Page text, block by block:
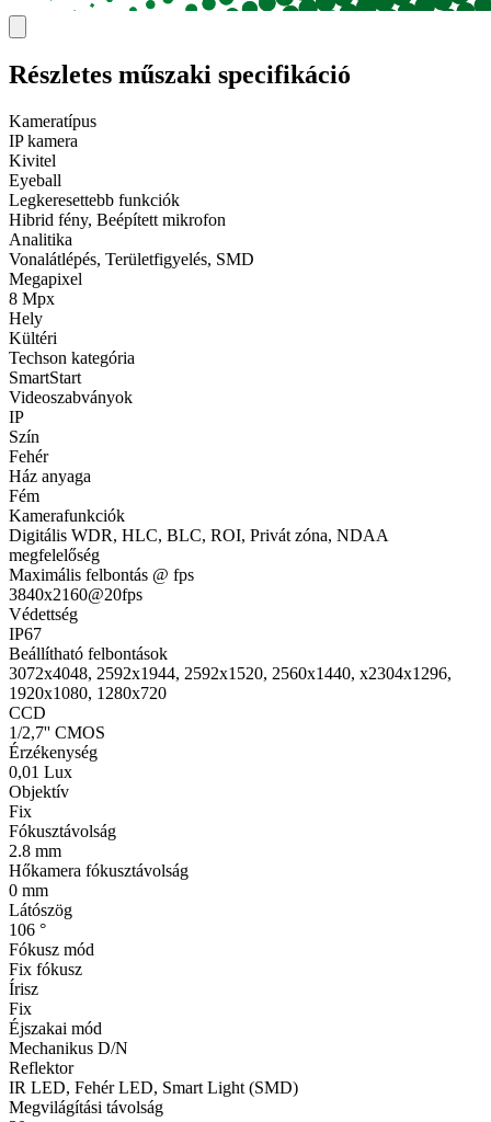
Részletes műszaki specifikáció
Kameratípus
IP kamera
Kivitel
Eyeball
Legkeresettebb funkciók
Hibrid fény, Beépített mikrofon
Analitika
Vonalátlépés, Területfigyelés, SMD
Megapixel
8 Mpx
Hely
Kültéri
Techson kategória
SmartStart
Videoszabványok
IP
Szín
Fehér
Ház anyaga
Fém
Kamerafunkciók
Digitális WDR, HLC, BLC, ROI, Privát zóna, NDAA
megfelelőség
Maximális felbontás @ fps
3840x2160@20fps
Védettség
IP67
Beállítható felbontások
3072x4048, 2592x1944, 2592x1520, 2560x1440, x2304x1296,
1920x1080, 1280x720
CCD
1/2,7'' CMOS
Érzékenység
0,01 Lux
Objektív
Fix
Fókusztávolság
2.8 mm
Hőkamera fókusztávolság
0 mm
Látószög
106 °
Fókusz mód
Fix fókusz
Írisz
Fix
Éjszakai mód
Mechanikus D/N
Reflektor
IR LED, Fehér LED, Smart Light (SMD)
Megvilágítási távolság